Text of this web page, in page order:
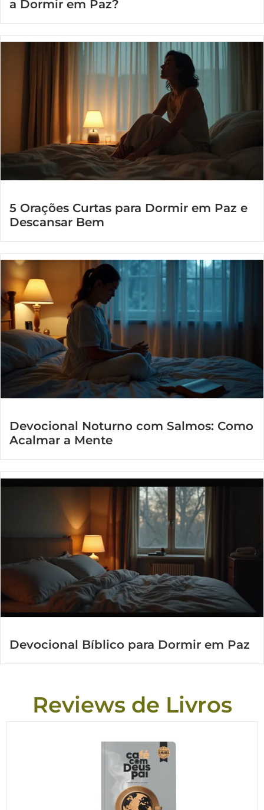
a Dormir em Paz?
5 Orações Curtas para Dormir em Paz e
Descansar Bem
Devocional Noturno com Salmos: Como
Acalmar a Mente
Devocional Bíblico para Dormir em Paz
Reviews de Livros